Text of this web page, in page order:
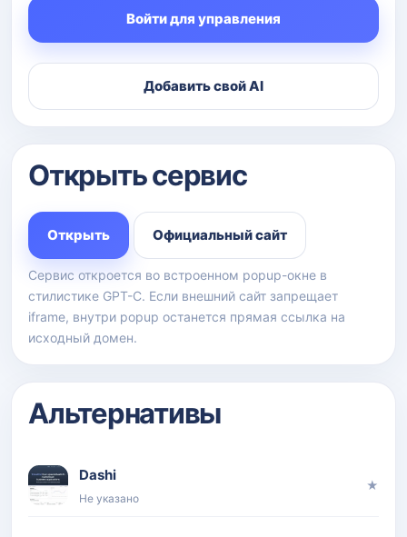
Войти для управления
Добавить свой AI
Открыть сервис
Открыть Официальный сайт
Сервис откроется во встроенном popup-окне в
стилистике GPT-C. Если внешний сайт запрещает
iframe, внутри popup останется прямая ссылка на
исходный домен.
Альтернативы
Dashi
Не указано
★